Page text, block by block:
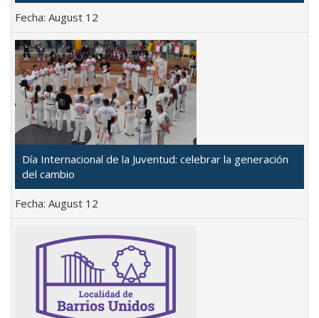
Fecha: August 12
Día Internacional de la Juventud: celebrar la generación
del cambio
Fecha: August 12